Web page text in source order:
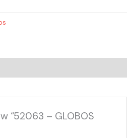
“52063 – GLOBOS